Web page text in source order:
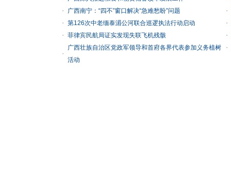
广西南宁：“四不”窗口解决“急难愁盼”问题
第126次中老缅泰湄公河联合巡逻执法行动启动
菲律宾民航局证实发现失联飞机残骸
广西壮族自治区党政军领导和首府各界代表参加义务植树
活动